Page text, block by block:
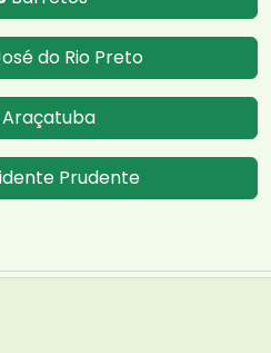
do Rio Preto
Araçatuba
Prudente